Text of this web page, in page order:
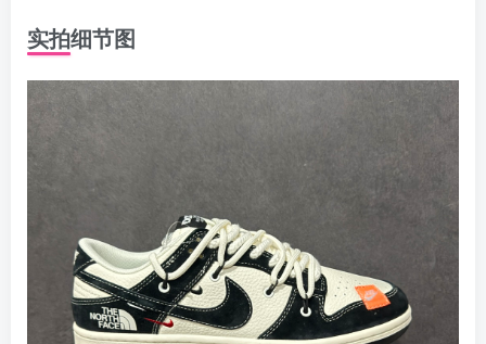
实拍细节图